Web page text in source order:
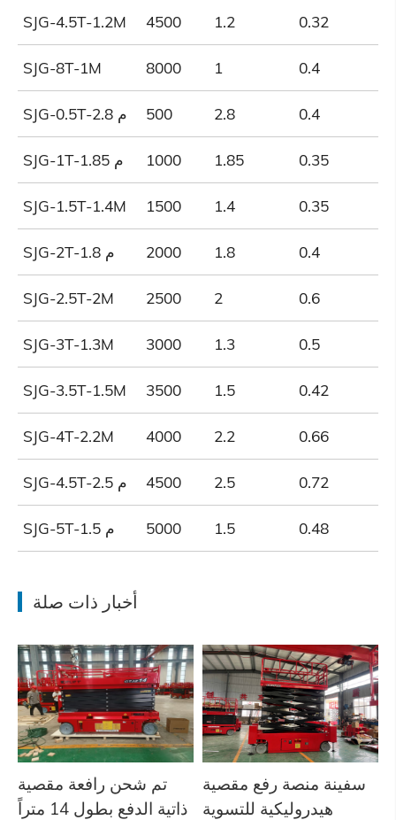
SJG-4.5T-1.2M 4500 1.2 0.32
SJG-8T-1M 8000 1 0.4
SJG-0.5T-2.8 م 500 2.8 0.4
SJG-1T-1.85 م 1000 1.85 0.35
SJG-1.5T-1.4M 1500 1.4 0.35
SJG-2T-1.8 م 2000 1.8 0.4
SJG-2.5T-2M 2500 2 0.6
SJG-3T-1.3M 3000 1.3 0.5
SJG-3.5T-1.5M 3500 1.5 0.42
SJG-4T-2.2M 4000 2.2 0.66
SJG-4.5T-2.5 م 4500 2.5 0.72
SJG-5T-1.5 م 5000 1.5 0.48
أخبار ذات صلة
تم شحن رافعة مقصية
ذاتية الدفع بطول 14 متراً
سفينة منصة رفع مقصية
هيدروليكية للتسوية